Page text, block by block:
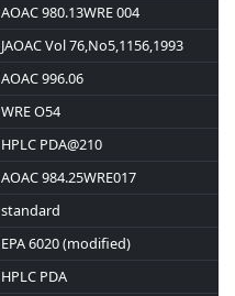
AOAC 980.13WRE 004
JAOAC Vol 76,No5,1156,1993
AOAC 996.06
WRE O54
HPLC PDA@210
AOAC 984.25WRE017
standard
EPA 6020 (modified)
HPLC PDA